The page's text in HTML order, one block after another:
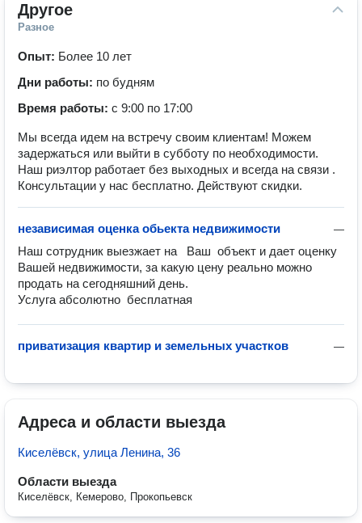
Другое
Разное
Опыт: Более 10 лет
Дни работы: по будням
Время работы: с 9:00 по 17:00
Мы всегда идем на встречу своим клиентам! Можем
задержаться или выйти в субботу по необходимости.
Наш риэлтор работает без выходных и всегда на связи .
Консультации у нас бесплатно. Действуют скидки.
—
независимая оценка обьекта недвижимости
Наш сотрудник выезжает на   Ваш  объект и дает оценку
Вашей недвижимости, за какую цену реально можно
продать на сегодняшний день.
Услуга абсолютно  бесплатная
—
приватизация квартир и земельных участков
Адреса и области выезда
Киселёвск, улица Ленина, 36
Области выезда
Киселёвск, Кемерово, Прокопьевск